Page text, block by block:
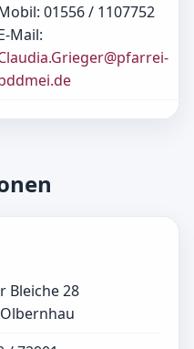
01556 / 1107752
Mail:
Bleiche 28